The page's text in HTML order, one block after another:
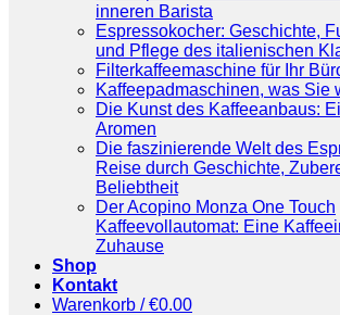
inneren Barista
Espressokocher: Geschichte,
und Pflege des italienischen
Filterkaffeemaschine für Ihr
Kaffeepadmaschinen, was Sie
Die Kunst des Kaffeeanbaus:
Aromen
Die faszinierende Welt des
Reise durch Geschichte,
Beliebtheit
Der Acopino Monza One Touch
Kaffeevollautomat: Eine
Zuhause
Shop
Kontakt
Warenkorb /€0.00